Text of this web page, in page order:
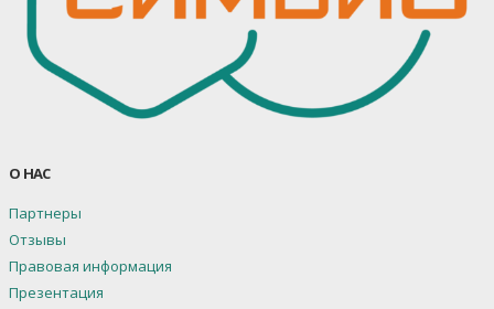
О НАС
Партнеры
Отзывы
Правовая информация
Презентация